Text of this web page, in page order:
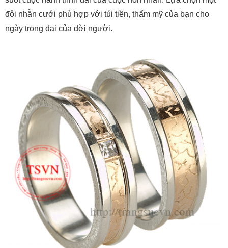
đôi nhẫn cưới phù hợp với túi tiền, thẩm mỹ của bạn cho
ngày trọng đại của đời người.